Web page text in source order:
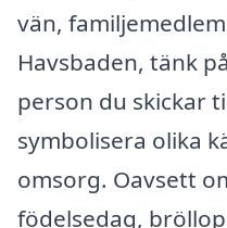
vän,
Havsbaden, tänk
person du skickar
symbolisera olika
omsorg. Oavsett
födelsedag,